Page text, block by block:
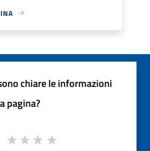
chiare le informazioni
pagina?